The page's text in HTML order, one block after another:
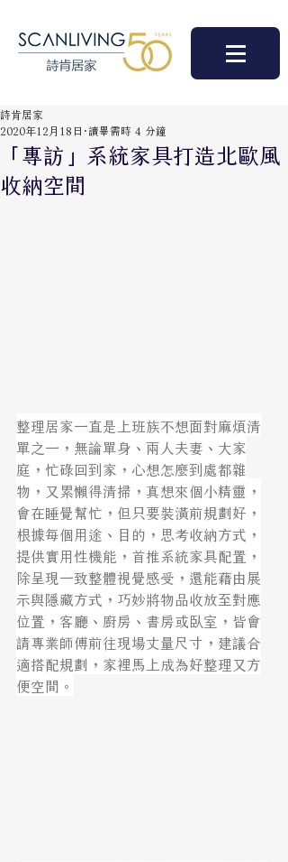
「專訪」系統家具打造北歐風
收納空間
詩肯居家
2020年12月18日 讀畢需時 4 分鐘
整理居家一直是上班族不想面對麻煩清
單之一，無論單身、兩人夫妻、大家
庭，忙碌回到家，心想怎麼到處都雜
物，又累懶得清掃，真想來個小精靈，
會在睡覺幫忙，但只要裝潢前規劃好，
根據每個用途、目的，思考收納方式，
提供實用性機能，首推系統家具配置，
除呈現一致整體視覺感受，還能藉由展
示與隱藏方式，巧妙將物品收放至對應
位置，客廳、廚房、書房或臥室，皆會
請專業師傅前往現場丈量尺寸，建議合
適搭配規劃，家裡馬上成為好整理又方
便空間。